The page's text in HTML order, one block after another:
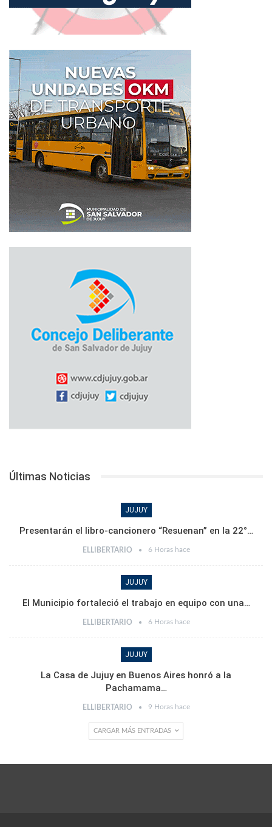
Últimas Noticias
JUJUY
Presentarán el libro-cancionero “Resuenan” en la 22°…
ELLIBERTARIO 6 Horas hace
JUJUY
El Municipio fortaleció el trabajo en equipo con una…
ELLIBERTARIO 6 Horas hace
JUJUY
La Casa de Jujuy en Buenos Aires honró a la
Pachamama…
ELLIBERTARIO 9 Horas hace
CARGAR MÁS ENTRADAS